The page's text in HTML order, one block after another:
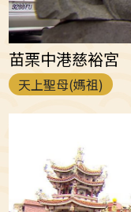
苗栗中港慈裕宮
天上聖母(媽祖)